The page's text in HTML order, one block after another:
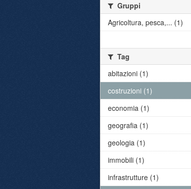
Gruppi
Agricoltura, pesca,... (1)
Tag
abitazioni (1)
costruzioni (1)
economia (1)
geografia (1)
geologia (1)
immobili (1)
infrastrutture (1)